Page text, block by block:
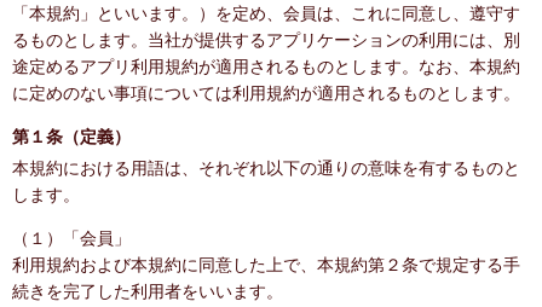
「本規約」といいます。）を定め、会員は、これに同意し、遵守す
るものとします。当社が提供するアプリケーションの利用には、別
途定めるアプリ利用規約が適用されるものとします。なお、本規約
に定めのない事項については利用規約が適用されるものとします。
第１条（定義）
本規約における用語は、それぞれ以下の通りの意味を有するものと
します。
（１）「会員」
利用規約および本規約に同意した上で、本規約第２条で規定する手
続きを完了した利用者をいいます。